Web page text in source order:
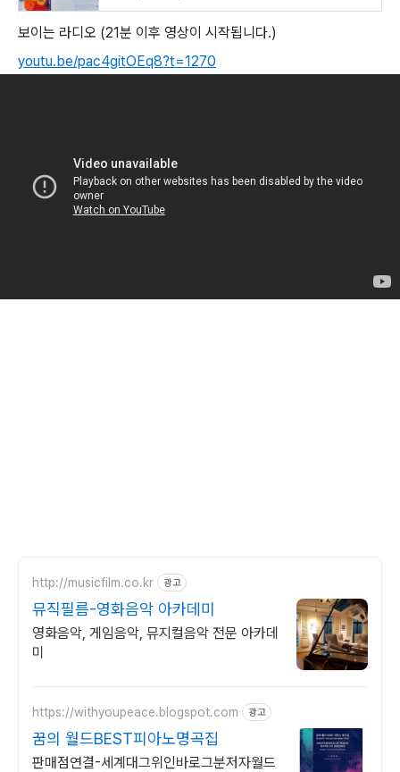
보이는 라디오 (21분 이후 영상이 시작됩니다.)
youtu.be/pac4gitOEq8?t=1270
http://musicfilm.co.kr 광고
뮤직필름-영화음악 아카데미
영화음악, 게임음악, 뮤지컬음악 전문 아카데
미
https://withyoupeace.blogspot.com 광고
꿈의 월드BEST피아노명곡집
판매점연결-세계대그위인바로그분저자월드